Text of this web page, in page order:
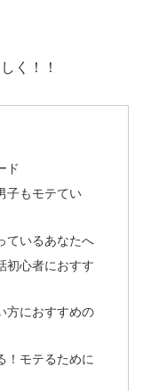
く！！
ド
子もモテてい
ているあなたへ
初心者におすす
方におすすめの
！モテるために